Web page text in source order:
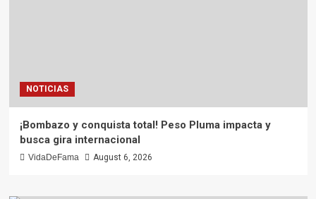
NOTICIAS
¡Bombazo y conquista total! Peso Pluma impacta y
busca gira internacional
VidaDeFama August 6, 2026